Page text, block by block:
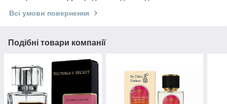
Всі умови повернення
Подібні товари компанії